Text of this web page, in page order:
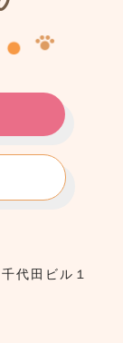
代田ビル１